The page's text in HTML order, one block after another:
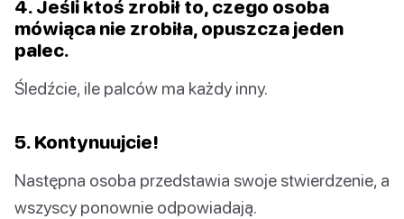
4. Jeśli ktoś zrobił to, czego osoba
mówiąca nie zrobiła, opuszcza jeden
palec.
Śledźcie, ile palców ma każdy inny.
5. Kontynuujcie!
Następna osoba przedstawia swoje stwierdzenie, a
wszyscy ponownie odpowiadają.